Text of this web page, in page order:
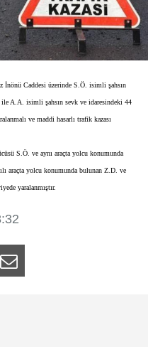
İnönü Caddesi üzerinde S.Ö. isimli şahsın
A.A. isimli şahsın sevk ve idaresindeki 44
ve maddi hasarlı trafik kazası
S.Ö. ve aynı araçta yolcu konumunda
araçta yolcu konumunda bulunan Z.D. ve
yaralanmıştır.